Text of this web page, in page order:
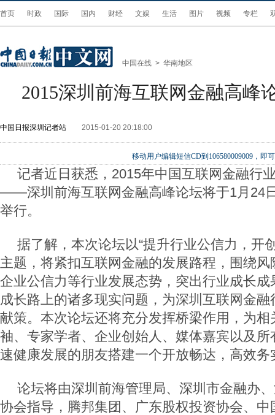
首页 时政 国际 国内 财经 文娱 生活 图片 视频 专栏
中国在线 > 华南地区
2015深圳前海互联网金融高峰
中国日报深圳记者站 2015-01-20 20:18:00
移动用户编辑短信CD到106580009009，即
记者近日获悉，2015年中国互联网金融行
——深圳前海互联网金融高峰论坛将于1月24
举行。
据了解，本次论坛以“提升行业公信力，开
主题，将紧扣互联网金融的发展路程，围绕
企业公信力等行业发展态势，突出行业成长
成长路上的诸多现实问题，为深圳互联网金
献策。本次论坛还将充分发挥桥梁作用，为
袖、专家学者、企业创始人、媒体嘉宾以及
速健康发展的朋友搭建一个开放畅达，高效务
论坛将由深圳前海管理局、深圳市金融办
协会指导，腾邦集团、广东股权投资协会、